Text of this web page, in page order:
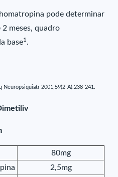
pode determinar
meses, quadro
base1 .
2001;59(2-A):238-241.
80mg
2,5mg